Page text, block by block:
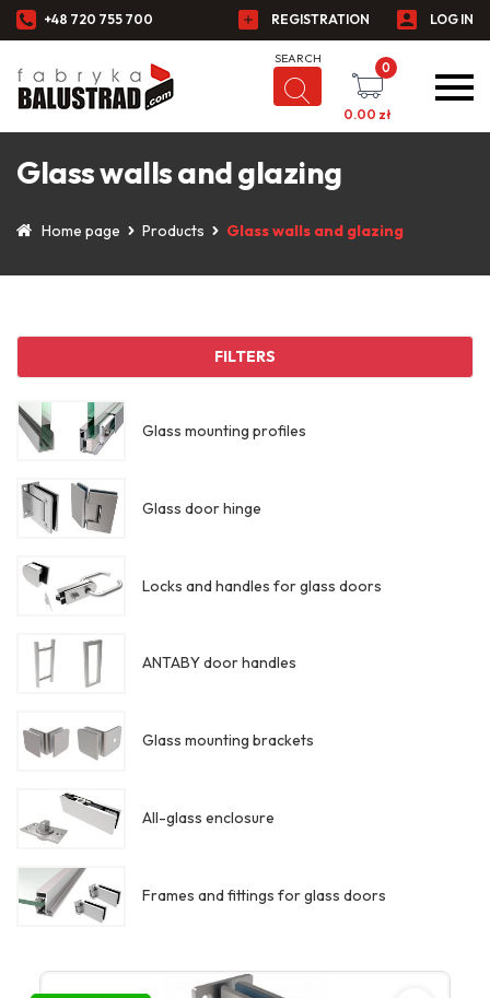
+48 720 755 700 REGISTRATION LOG IN
0
0.00 zł
Glass walls and glazing
Home page Products Glass walls and glazing
FILTERS
Glass mounting profiles
Glass door hinge
Locks and handles for glass doors
ANTABY door handles
Glass mounting brackets
All-glass enclosure
Frames and fittings for glass doors